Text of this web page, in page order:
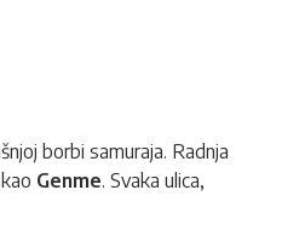
borbi samuraja. Radnja
Genme. Svaka ulica,